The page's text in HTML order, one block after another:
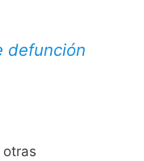
defunción